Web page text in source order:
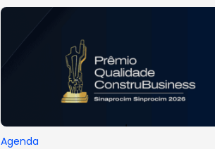
Agenda